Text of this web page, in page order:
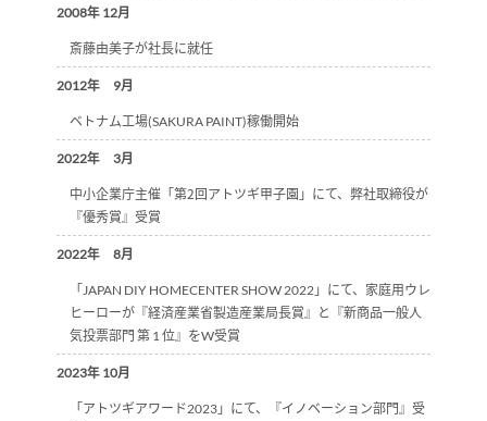
2008年 12月
斎藤由美子が社長に就任
2012年 9月
ベトナム工場(SAKURA PAINT)稼働開始
2022年 3月
中小企業庁主催「第２回アトツギ甲子園」にて、弊社取締役が
『優秀賞』受賞
2022年 8月
「JAPAN DIY HOMECENTER SHOW 2022」にて、家庭用ウレ
ヒーローが『経済産業省製造産業局長賞』と『新商品一般人
気投票部門 第 1 位』をW受賞
2023年 10月
「アトツギアワード2023」にて、『イノベーション部門』受